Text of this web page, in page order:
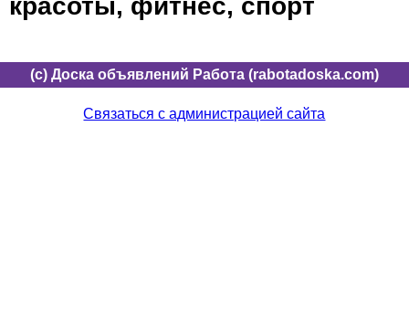
красоты, фитнес, спорт
(c) Доска объявлений Работа (rabotadoska.com)
Связаться с администрацией сайта